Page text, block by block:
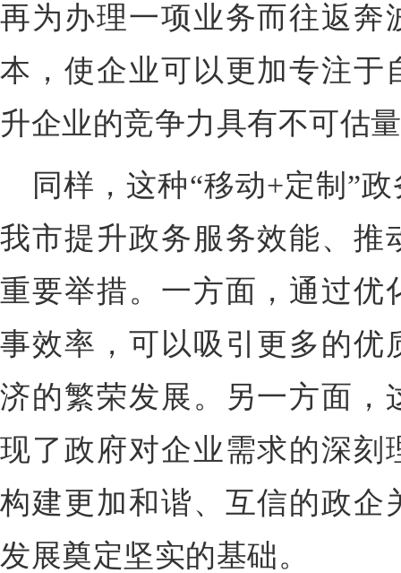
再为办理一项业务而往返奔
本，使企业可以更加专注于
升企业的竞争力具有不可估
同样，这种“移动+定制”
我市提升政务服务效能、推
重要举措。一方面，通过优
事效率，可以吸引更多的优
济的繁荣发展。另一方面，
现了政府对企业需求的深刻
构建更加和谐、互信的政企
发展奠定坚实的基础。